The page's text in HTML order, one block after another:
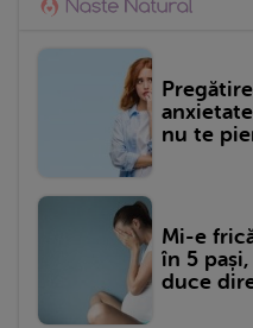
nu te
Mi-e
în 5
duce